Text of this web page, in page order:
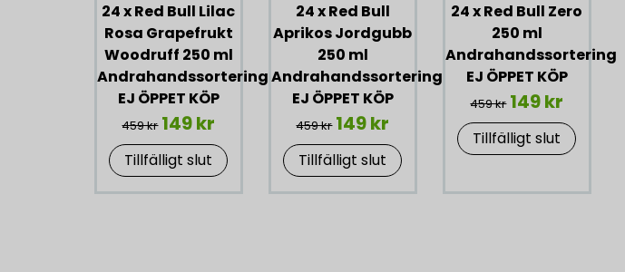
24 x Red Bull Lilac
Rosa Grapefrukt
Woodruff 250 ml
Andrahandssortering
EJ ÖPPET KÖP
459 kr 149 kr
Tillfälligt slut
24 x Red Bull
Aprikos Jordgubb
250 ml
Andrahandssortering
EJ ÖPPET KÖP
459 kr 149 kr
Tillfälligt slut
24 x Red Bull Zero
250 ml
Andrahandssortering
EJ ÖPPET KÖP
459 kr 149 kr
Tillfälligt slut